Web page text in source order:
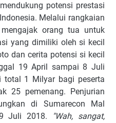
potensi prestasi
Melalui rangkaian
orang tua untuk
yang dimiliki oleh si kecil
dan cerita potensi si kecil
19 April sampai 8 Juli
total 1 Milyar bagi peserta
25 pemenang. Penjurian
di Sumarecon Mal
Juli 2018.
"Wah, sangat,